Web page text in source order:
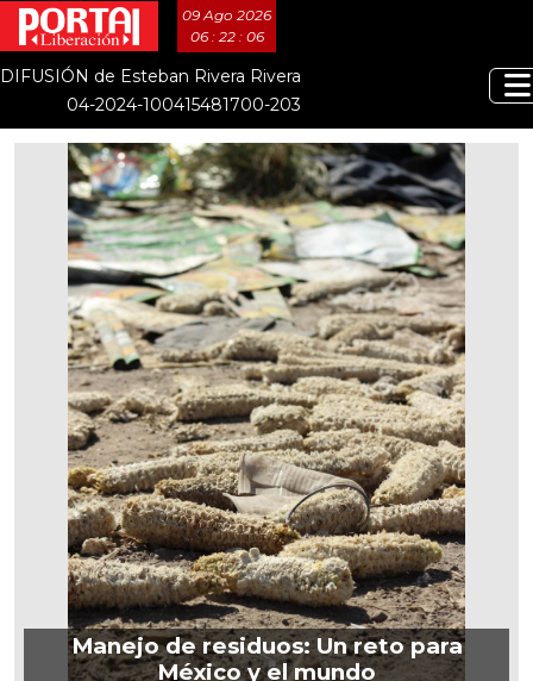
09 Ago 2026
06 : 22 : 07
DIFUSIÓN de Esteban Rivera Rivera
04-2024-100415481700-203
Manejo de residuos: Un reto para
México y el mundo